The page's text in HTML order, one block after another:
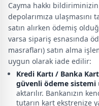
Cayma hakkı
depolarımıza ulaşmasını
satın alırken ödemiş
varsa sipariş esnasında
masrafları) satın alma
uygun olarak iade edilir:
Kredi Kartı / Banka
güvenli ödeme sistemi
aktarılır. Bankanızın
tutarın kart ekstrenize